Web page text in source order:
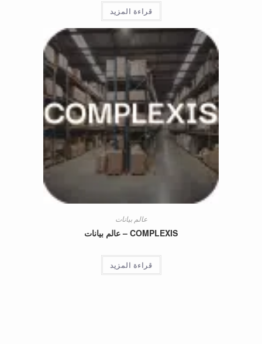
قراءة المزيد
عالم بيانات
COMPLEXIS – عالم بيانات
قراءة المزيد